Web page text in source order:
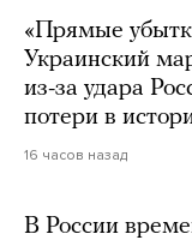
«Прямые
Украинский
из-за удара
потери в
16 часов назад
В России